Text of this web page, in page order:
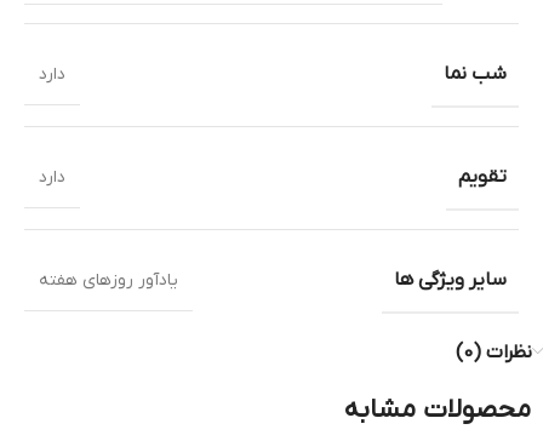
شب نما دارد
تقویم دارد
سایر ویژگی ها یادآور روزهای هفته
نظرات (0)
محصولات مشابه